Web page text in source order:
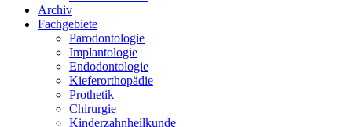
Archiv
Fachgebiete
Parodontologie
Implantologie
Endodontologie
Kieferorthopädie
Prothetik
Chirurgie
Kinderzahnheilkunde